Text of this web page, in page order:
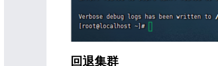
回退集群